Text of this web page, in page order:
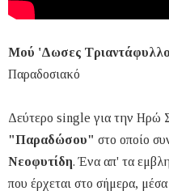
Μού 'Δωσες
Παραδοσιακό
Δεύτερο single για την Ηρώ
"Παραδώσου" στο οποίο
Νεοφυτίδη. Ένα απ' τα
που έρχεται στο σήμερα,